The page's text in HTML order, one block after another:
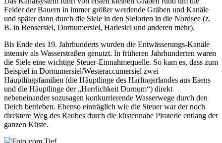
Felder der Bauern in immer größer werdende Gräben und Kanäle
und später dann durch die Siele in den Sielorten in die Nordsee (z.
B. in Bensersiel, Dornumersiel, Harlesiel und anderen mehr).
Bis Ende des 19. Jahrhunderts wurden die Entwässerungs-Kanäle
intensiv als Wasserstraßen genutzt. In früheren Jahrhunderten waren
die Siele eine wichtige Steuer-Einnahmequelle. So kam es, dass zum
Beispiel in Dornumersiel/Westeraccumersiel zwei
Häuptlingsfamilien (die Häuptlinge des Harlingerlandes aus Esens
und die Häuptlinge der „Herrlichkeit Dornum“) direkt
nebeneinander sozusagen konkurrierende Wasserwege durch den
Deich betrieben. Ebenso einträglich wie die Steuer war der noch
direktere Weg des Raubes durch die küstennahe Piraterie entlang der
ganzen Küste.